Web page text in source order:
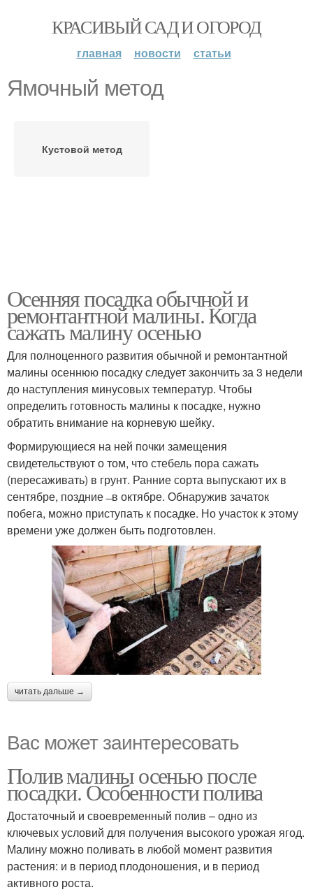
КРАСИВЫЙ САД И ОГОРОД
главная новости статьи
Ямочный метод
Кустовой метод
Осенняя посадка обычной и
ремонтантной малины. Когда
сажать малину осенью
Для полноценного развития обычной и ремонтантной
малины осеннюю посадку следует закончить за 3 недели
до наступления минусовых температур. Чтобы
определить готовность малины к посадке, нужно
обратить внимание на корневую шейку.
Формирующиеся на ней почки замещения
свидетельствуют о том, что стебель пора сажать
(пересаживать) в грунт. Ранние сорта выпускают их в
сентябре, поздние ̶ в октябре. Обнаружив зачаток
побега, можно приступать к посадке. Но участок к этому
времени уже должен быть подготовлен.
читать дальше →
Вас может заинтересовать
Полив малины осенью после
посадки. Особенности полива
Достаточный и своевременный полив – одно из
ключевых условий для получения высокого урожая ягод.
Малину можно поливать в любой момент развития
растения: и в период плодоношения, и в период
активного роста.